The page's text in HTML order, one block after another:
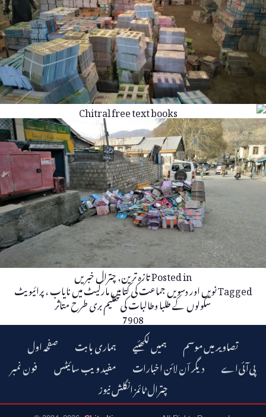
Posted inتازہ ترین,چترال خبریں
Taggedنویں اور دسویں جماعت کی کتابیں مارکیٹ میں نایاب ، پرائیویٹ
سکولوں کے طلبا وطالبات کی تعلیم بری طرح متاثر
7908
صفحہ اول ہماری بابت ہمیں لکھئیے
تصاویر میں موسم
فون نمبر
مفید ویب سائیٹس دیگر اؔن لائن اخبارات
چترال ٹائمز انگلش نیوز